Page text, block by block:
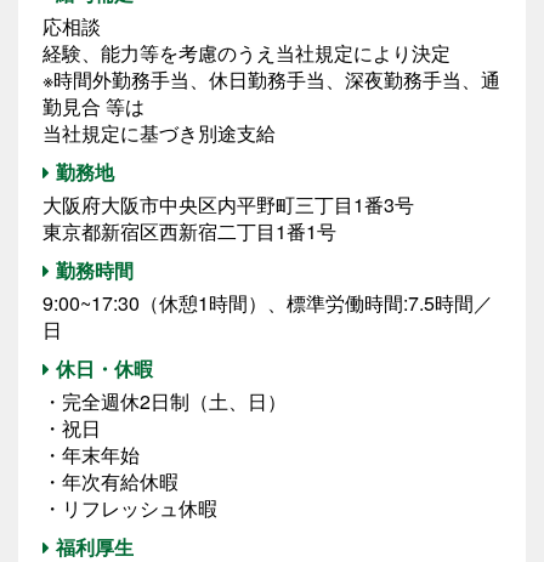
応相談
経験、能力等を考慮のうえ当社規定により決定
※時間外勤務手当、休日勤務手当、深夜勤務手当、通
勤見合 等は
当社規定に基づき別途支給
勤務地
大阪府大阪市中央区内平野町三丁目1番3号
東京都新宿区西新宿二丁目1番1号
勤務時間
9:00~17:30（休憩1時間）、標準労働時間:7.5時間／
日
休日・休暇
・完全週休2日制（土、日）
・祝日
・年末年始
・年次有給休暇
・リフレッシュ休暇
福利厚生